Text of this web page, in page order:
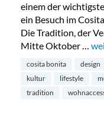
einem der
ein Besuch im
Die Tradition, der
Mitte Oktober …
cosita bonita design
kultur
lifestyle
tradition